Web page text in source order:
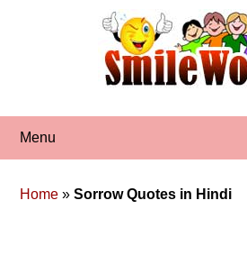
Menu
Home »Sorrow Quotes in Hindi